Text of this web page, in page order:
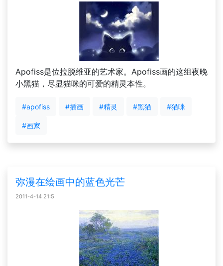
Apofiss是位拉脱维亚的艺术家。Apofiss画的这组夜晚
小黑猫，尽显猫咪的可爱的精灵本性。
#apofiss #插画 #精灵 #黑猫 #猫咪
#画家
弥漫在绘画中的蓝色光芒
2011-4-14 21:5